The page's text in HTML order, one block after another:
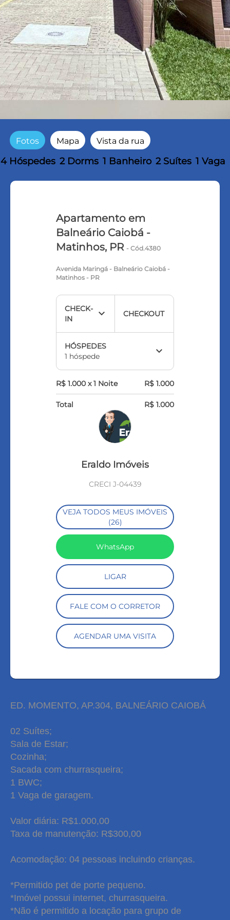
Fotos Mapa Vista da rua
4 Hóspedes 2 Dorms 1 Banheiro 2 Suítes 1 Vaga
Apartamento em
Balneário Caiobá -
Matinhos, PR - Cód.4380
Avenida Maringá - Balneário Caiobá -
Matinhos - PR
CHECK-
IN
expand_more CHECKOUTexpand_more
HÓSPEDES
1 hóspede
expand_more
R$ 1.000 x 1 Noite R$ 1.000
Total R$ 1.000
Eraldo Imóveis
CRECI J-04439
VEJA TODOS MEUS IMÓVEIS
(26)
WhatsApp
LIGAR
FALE COM O CORRETOR
AGENDAR UMA VISITA
ED. MOMENTO, AP.304, BALNEÁRIO CAIOBÁ
02 Suítes;
Sala de Estar;
Cozinha;
Sacada com churrasqueira;
1 BWC;
1 Vaga de garagem.
Valor diária: R$1.000,00
Taxa de manutenção: R$300,00
Acomodação: 04 pessoas incluindo crianças.
*Permitido pet de porte pequeno.
*Imóvel possui internet, churrasqueira.
*Não é permitido a locação para grupo de